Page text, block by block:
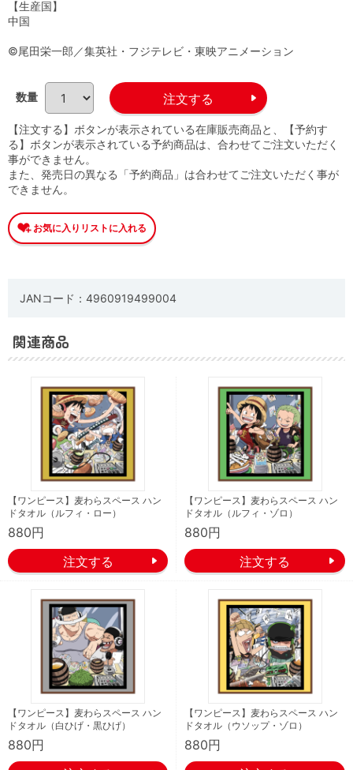
【生産国】
中国
©尾田栄一郎／集英社・フジテレビ・東映アニメーション
数量
【注文する】ボタンが表示されている在庫販売商品と、【予約す
る】ボタンが表示されている予約商品は、合わせてご注文いただく
事ができません。
また、発売日の異なる「予約商品」は合わせてご注文いただく事が
できません。
JANコード：4960919499004
関連商品
【ワンピース】麦わらスペース ハン
ドタオル（ルフィ・ロー）
880円
【ワンピース】麦わらスペース ハン
ドタオル（ルフィ・ゾロ）
880円
【ワンピース】麦わらスペース ハン
ドタオル（白ひげ・黒ひげ）
880円
【ワンピース】麦わらスペース ハン
ドタオル（ウソップ・ゾロ）
880円